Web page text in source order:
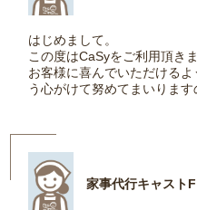
はじめまして。
この度はCaSyをご利用頂き
お客様に喜んでいただける
う心がけて努めてまいります
家事代行キャスト